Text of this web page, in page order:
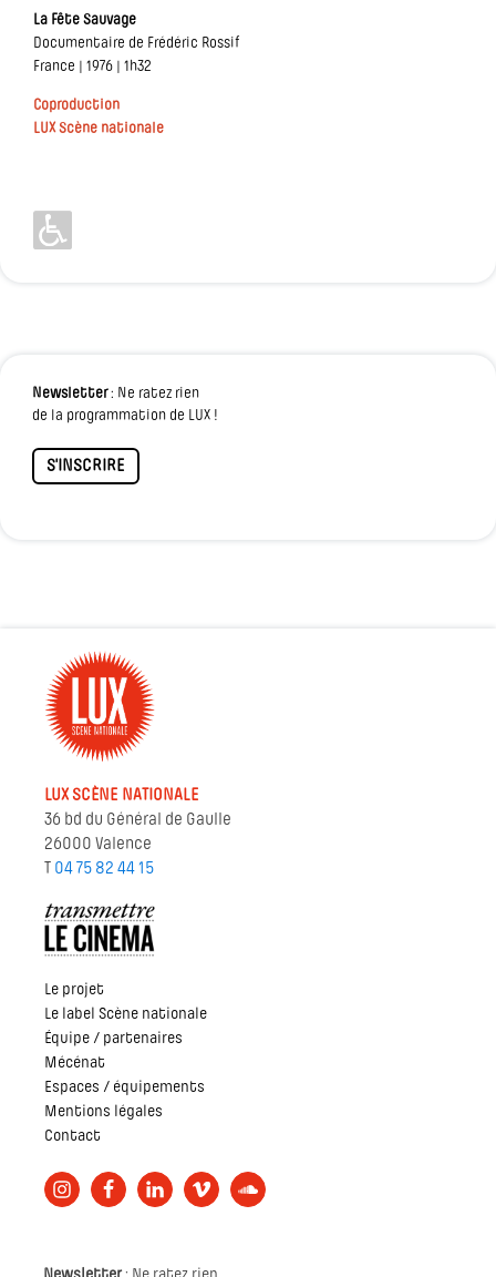
La Fête Sauvage
Documentaire de Frédéric Rossif
France | 1976 | 1h32
Coproduction
LUX Scène nationale
Newsletter: Ne ratez rien
de la programmation de LUX !
S'INSCRIRE
LUX SCÈNE NATIONALE
36 bd du Général de Gaulle
26000 Valence
T 04 75 82 44 15
Le projet
Le label Scène nationale
Équipe / partenaires
Mécénat
Espaces / équipements
Mentions légales
Contact